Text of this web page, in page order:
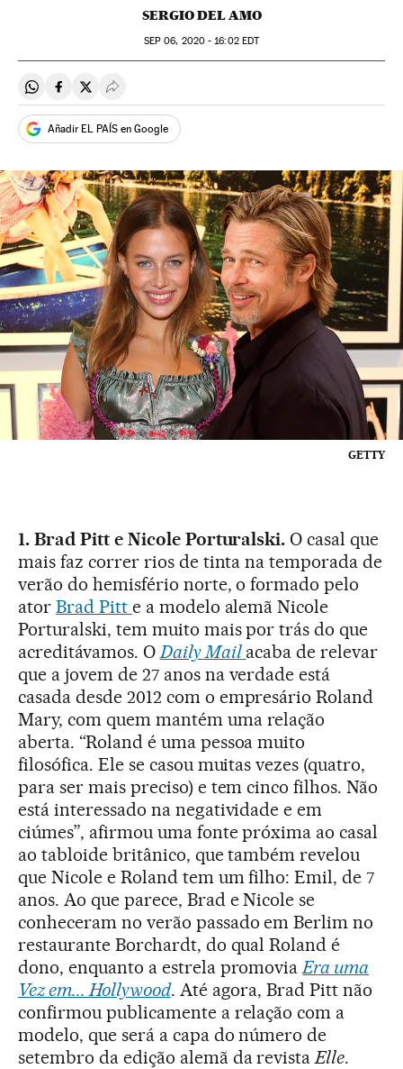
SERGIO DEL AMO
SEP 06, 2020 - 16:02EDT
Compartir en Whatsapp
Compartir en Facebook
Compartir en Twitter
Desplegar Redes Sociales
Añadir EL PAÍS en Google
GETTY
1. Brad Pitt e Nicole Porturalski. O casal que
mais faz correr rios de tinta na temporada de
verão do hemisfério norte, o formado pelo
ator Brad Pitt e a modelo alemã Nicole
Porturalski, tem muito mais por trás do que
acreditávamos. ODaily Mail acaba de relevar
que a jovem de 27 anos na verdade está
casada desde 2012 com o empresário Roland
Mary, com quem mantém uma relação
aberta. “Roland é uma pessoa muito
filosófica. Ele se casou muitas vezes (quatro,
para ser mais preciso) e tem cinco filhos. Não
está interessado na negatividade e em
ciúmes”, afirmou uma fonte próxima ao casal
ao tabloide britânico, que também revelou
que Nicole e Roland tem um filho: Emil, de 7
anos. Ao que parece, Brad e Nicole se
conheceram no verão passado em Berlim no
restaurante Borchardt, do qual Roland é
dono, enquanto a estrela promoviaEra uma
Vez em... Hollywood. Até agora, Brad Pitt não
confirmou publicamente a relação com a
modelo, que será a capa do número de
setembro da edição alemã da revistaElle.